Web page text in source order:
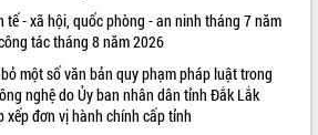
tế - xã hội, quốc phòng - an ninh tháng 7 năm
tác tháng 8 năm 2026
một số văn bản quy phạm pháp luật trong
nghệ do Ủy ban nhân dân tỉnh Đắk Lắk
xếp đơn vị hành chính cấp tỉnh